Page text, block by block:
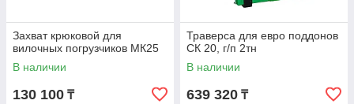
Захват крюковой для
вилочных погрузчиков МК25
В наличии
130 100 ₸
Траверса для евро поддонов
СК 20, г/п 2тн
В наличии
639 320 ₸